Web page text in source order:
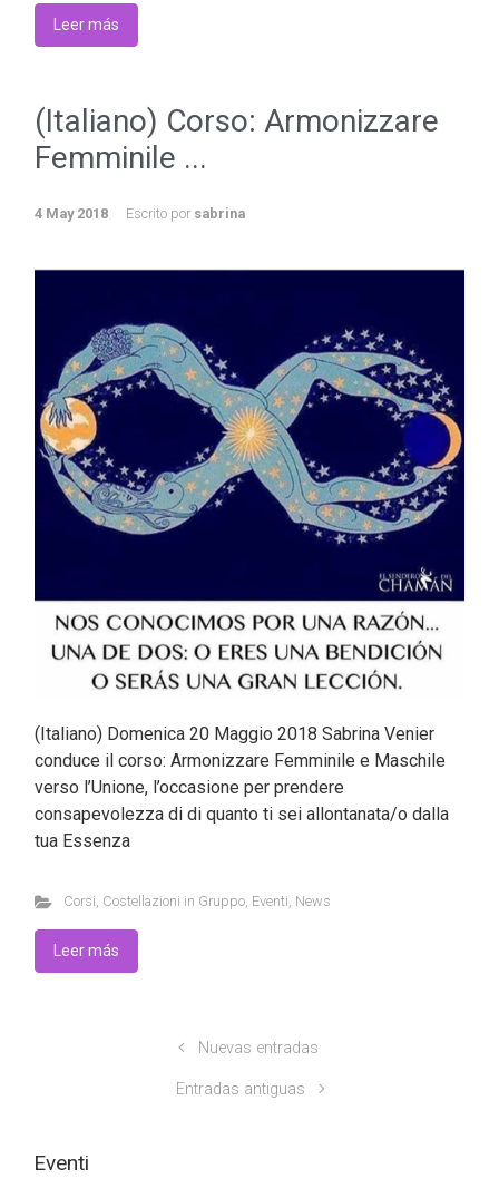
Leer más
(Italiano) Corso: Armonizzare
Femminile ...
4 May 2018 Escrito por sabrina
(Italiano) Domenica 20 Maggio 2018 Sabrina Venier
conduce il corso: Armonizzare Femminile e Maschile
verso l’Unione, l’occasione per prendere
consapevolezza di di quanto ti sei allontanata/o dalla
tua Essenza
Corsi Costellazioni in Gruppo, Eventi News
Leer más
Nuevas entradas
Entradas antiguas
Eventi